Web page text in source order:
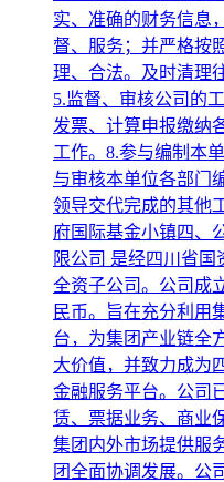
实、准确的财务信息
督、服务；并严格按
理、合法。及时清理
5.监督、审核公司的
发票、计算申报缴纳
工作。8.参与编制本
与审核本单位各部门
领导交代完成的其他
府国际基金小镇四、
限公司 是经四川省
全资子公司。公司成
民币。旨在充分利用
台，为集团产业链全
大价值，并致力成为
金融服务平台。公司
赁、票据业务、商业
集团内外市场提供服
团全面协调发展。公